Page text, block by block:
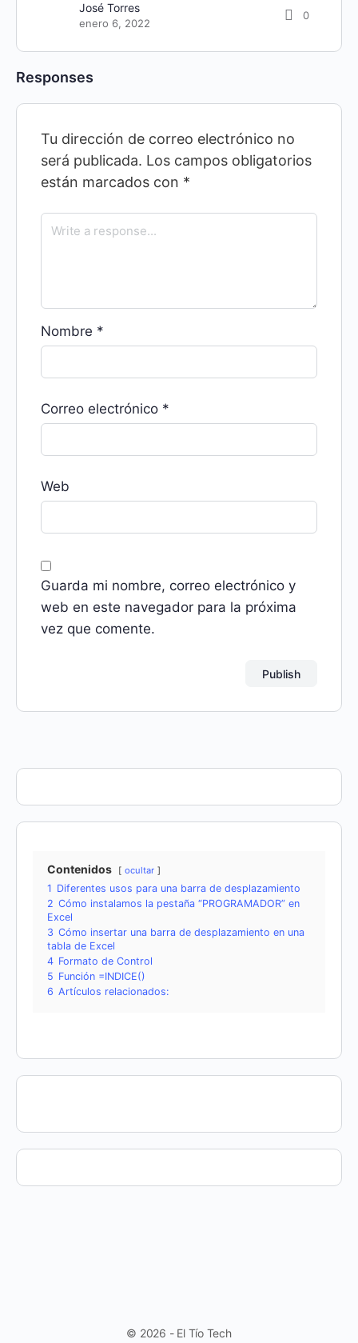
José Torres
enero 6, 2022
0
Responses
Tu dirección de correo electrónico no
será publicada. Los campos obligatorios
están marcados con *
Nombre *
Correo electrónico *
Web
Guarda mi nombre, correo electrónico y
web en este navegador para la próxima
vez que comente.
Contenidos ocultar
1 Diferentes usos para una barra de desplazamiento
2 Cómo instalamos la pestaña “PROGRAMADOR” en
Excel
3 Cómo insertar una barra de desplazamiento en una
tabla de Excel
4 Formato de Control
5 Función =INDICE()
6 Artículos relacionados:
© 2026 - El Tío Tech